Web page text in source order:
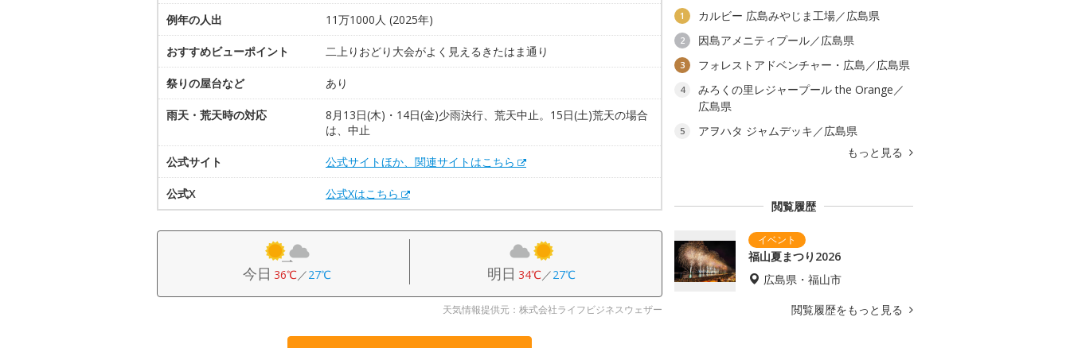
例年の人出 11万1000人 (2025年)
おすすめビューポイント 二上りおどり大会がよく見えるきたはま通り
祭りの屋台など あり
雨天・荒天時の対応
8月13日(木)・14日(金)少雨決行、荒天中止。15日(土)荒天の場合
は、中止
公式サイト 公式サイトほか、関連サイトはこちら
公式X 公式Xはこちら
今日 36℃／27℃ 明日 34℃／27℃
天気情報提供元：株式会社ライフビジネスウェザー
1 カルビー 広島みやじま工場／広島県
2 因島アメニティプール／広島県
3 フォレストアドベンチャー・広島／広島県
4
みろくの里レジャープール the Orange／
広島県
5
アヲハタ ジャムデッキ／広島県
もっと見る
閲覧履歴
福山夏まつり2026
広島県・福山市
閲覧履歴をもっと見る